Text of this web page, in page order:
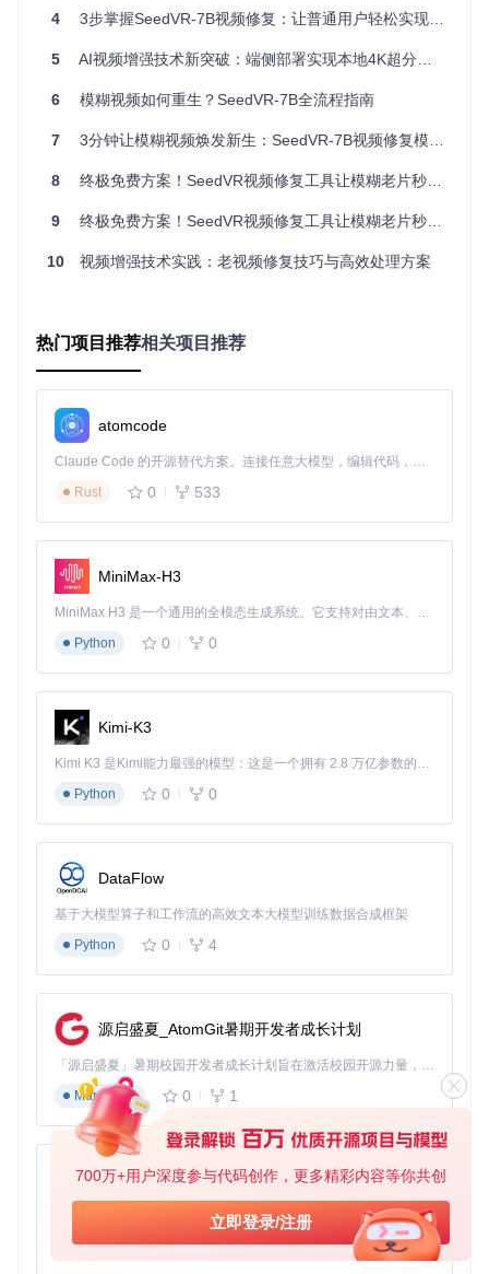
700万+用户深度参与代码创作，更多精彩内容等你共创
立即登录/注册
症状
：夜间视频满是彩色噪点
将手机拍摄的视频传输到电脑
确保视频格式为MP4、AVI或MOV
执行修复
import requests
# 上传视频文件
# 保存修复结果
家庭录像增强技巧：让珍贵回忆重焕光彩
最佳实践
分段处理：超过5分钟的视频建议分段落修复
参数调整
效果展示
降低输入分辨率
选择合适时段
清理系统资源
常见问题解答
Q：需要什么配置的电脑？
A：基础配置需8GB内存+支持CUDA的NVIDIA显卡，推荐RTX
3060以上显卡获得最佳体验
Q：修复一个5分钟视频需要多久？
A：在RTX 3060上约需10-15分钟，具体时间取决于视频分辨
Q：支持批量处理吗？
A：目前需单个视频处理，建议每次处理1-2个视频以保证效果
SeedVR-7B
SeedVR是面向通用视频修复的大型扩散Transformer模型，无需依赖预训练扩散先验，支持任意分辨率修复，引入先进视频生成技术，助力推进视频修复领域研究。
项目地址：
https://gitcode.com/hf_mirrors/ByteDance-
Seed/SeedVR-7B
4 3步掌握SeedVR-7B视频修复：让普通用户轻松实现4K画质提升
5 AI视频增强技术新突破：端侧部署实现本地4K超分全攻略
6 模糊视频如何重生？SeedVR-7B全流程指南
7 3分钟让模糊视频焕发新生：SeedVR-7B视频修复模型全攻略
8 终极免费方案！SeedVR视频修复工具让模糊老片秒变4K高清
9 终极免费方案！SeedVR视频修复工具让模糊老片秒变4K高清
10 视频增强技术实践：老视频修复技巧与高效处理方案
热门项目推荐相关项目推荐
atomcode
Claude Code 的开源替代方案。连接任意大模型，编辑代码，运行命令，自动验证 — 全自动执行。用 Rust 构建，极致性能。 ｜ An open-source alternative to Claude Code. Connect any LLM, edit code, run commands, and verify changes — autonomously. Built in Rust for speed. Get Started
Rust
0 533
MiniMax-H3
MiniMax H3 是一个通用的全模态生成系统。它支持对由文本、图像、视频和音频组成的多模态上下文进行统一理解，并能生成分辨率高达 2K、时长可达 15 秒的带原生立体声音频的视频。得益于面向任务泛化的系统设计，H3 在预训练阶段就已具备广泛的多模态上下文理解与生成能力，能够出色地执行复杂的多模态指令。
Python
0 0
Kimi-K3
Kimi K3 是Kimi能力最强的模型：这是一个拥有 2.8 万亿参数的混合专家（MoE）模型，具备原生视觉理解能力，并支持 100 万 token 的上下文窗口。
Python
0 0
DataFlow
基于大模型算子和工作流的高效文本大模型训练数据合成框架
Python
0 4
源启盛夏_AtomGit暑期开发者成长计划
「源启盛夏」暑期校园开发者成长计划旨在激活校园开源力量，通过积分激励、认证扶持、资源倾斜等形式，引导高校组织和开发者完成「入驻 — 建项目 — 做贡献 — 获认证 — 得资源」的完整闭环。无论你是想带领社团入驻平台的组织者，还是希望用代码贡献证明自己的开发者，都能在这里找到属于你的成长路径。
Markdown
0 1
py-xiaozhi
基于Python的Xiaozhi AI，适用于想要完整Xiaozhi体验而无需拥有专用硬件的用户。
Python
0 1